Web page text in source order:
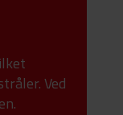
Ved